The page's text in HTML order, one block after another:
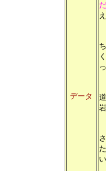
データ
だ